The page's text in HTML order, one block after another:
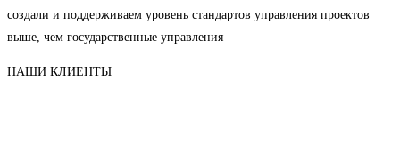
создали и поддерживаем уровень стандартов управления проектов
выше, чем государственные управления
НАШИ КЛИЕНТЫ